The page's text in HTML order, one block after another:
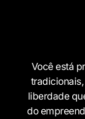
Você está
liberdade
do